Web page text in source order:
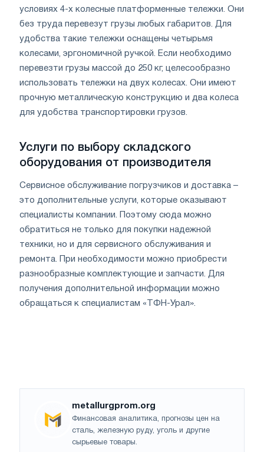
условиях 4-х колесные платформенные тележки. Они
без труда перевезут грузы любых габаритов. Для
удобства такие тележки оснащены четырьмя
колесами, эргономичной ручкой. Если необходимо
перевезти грузы массой до 250 кг, целесообразно
использовать тележки на двух колесах. Они имеют
прочную металлическую конструкцию и два колеса
для удобства транспортировки грузов.
Услуги по выбору складского
оборудования от производителя
Сервисное обслуживание погрузчиков и доставка –
это дополнительные услуги, которые оказывают
специалисты компании. Поэтому сюда можно
обратиться не только для покупки надежной
техники, но и для сервисного обслуживания и
ремонта. При необходимости можно приобрести
разнообразные комплектующие и запчасти. Для
получения дополнительной информации можно
обращаться к специалистам «ТФН-Урал».
metallurgprom.org
Финансовая аналитика, прогнозы цен на
сталь, железную руду, уголь и другие
сырьевые товары.